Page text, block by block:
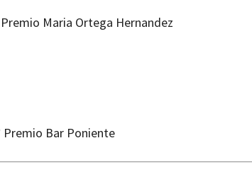
Maria Ortega Hernandez
Premio Bar Poniente